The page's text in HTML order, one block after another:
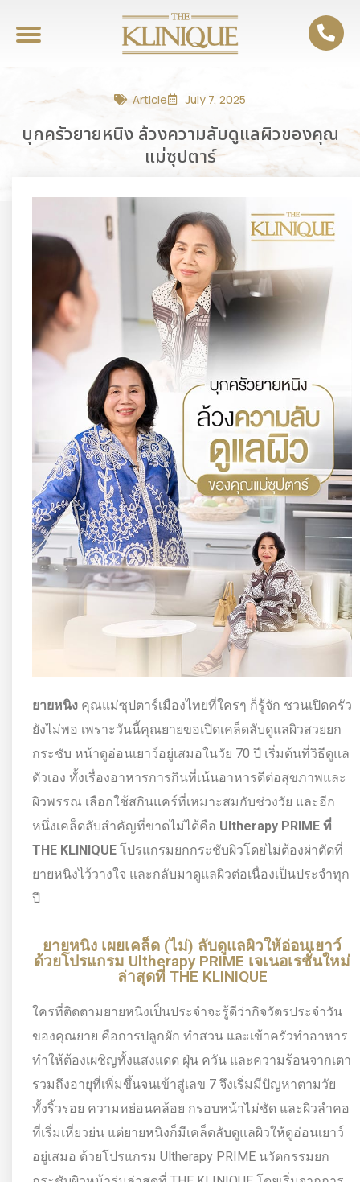
Article July 7, 2025
บุกครัวยายหนิง ล้วงความลับดูแลผิวของคุณ
แม่ซุปตาร์
ยายหนิง คุณแม่ซุปตาร์เมืองไทยที่ใครๆ ก็รู้จัก ชวนเปิดครัว
ยังไม่พอ เพราะวันนี้คุณยายขอเปิดเคล็ดลับดูแลผิวสวยยก
กระชับ หน้าดูอ่อนเยาว์อยู่เสมอในวัย 70 ปี เริ่มต้นที่วิธีดูแล
ตัวเอง ทั้งเรื่องอาหารการกินที่เน้นอาหารดีต่อสุขภาพและ
ผิวพรรณ เลือกใช้สกินแคร์ที่เหมาะสมกับช่วงวัย และอีก
หนึ่งเคล็ดลับสำคัญที่ขาดไม่ได้คือ Ultherapy PRIME ที่
THE KLINIQUE โปรแกรมยกกระชับผิวโดยไม่ต้องผ่าตัดที่
ยายหนิงไว้วางใจ และกลับมาดูแลผิวต่อเนื่องเป็นประจำทุก
ปี
ยายหนิง เผยเคล็ด (ไม่) ลับดูแลผิวให้อ่อนเยาว์
ด้วยโปรแกรม Ultherapy PRIME เจเนอเรชั่นใหม่
ล่าสุดที่ THE KLINIQUE
ใครที่ติดตามยายหนิงเป็นประจำจะรู้ดีว่ากิจวัตรประจำวัน
ของคุณยาย คือการปลูกผัก ทำสวน และเข้าครัวทำอาหาร
ทำให้ต้องเผชิญทั้งแสงแดด ฝุ่น ควัน และความร้อนจากเตา
รวมถึงอายุที่เพิ่มขึ้นจนเข้าสู่เลข 7 จึงเริ่มมีปัญหาตามวัย
ทั้งริ้วรอย ความหย่อนคล้อย กรอบหน้าไม่ชัด และผิวลำคอ
ที่เริ่มเหี่ยวย่น แต่ยายหนิงก็มีเคล็ดลับดูแลผิวให้ดูอ่อนเยาว์
อยู่เสมอ ด้วยโปรแกรม Ultherapy PRIME นวัตกรรมยก